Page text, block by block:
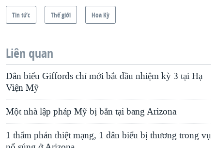
Tin tức Thế giới Hoa Kỳ
Liên quan
Dân biểu Giffords chỉ mới bắt đầu nhiệm kỳ 3 tại Hạ
Viện Mỹ
Một nhà lập pháp Mỹ bị bắn tại bang Arizona
1 thẩm phán thiệt mạng, 1 dân biểu bị thương trong vụ